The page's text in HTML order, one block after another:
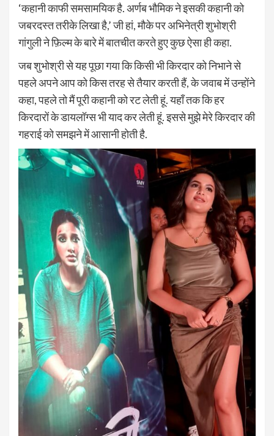
‘कहानी काफी समसामयिक है. अर्णब भौमिक ने इसकी कहानी को
जबरदस्त तरीके लिखा है,’ जी हां, मौके पर अभिनेत्री शुभोश्री
गांगुली ने फ़िल्म के बारे में बातचीत करते हुए कुछ ऐसा ही कहा.
जब शुभोश्री से यह पूछा गया कि किसी भी किरदार को निभाने से
पहले अपने आप को किस तरह से तैयार करती हैं, के जवाब में उन्होंने
कहा, पहले तो मैं पूरी कहानी को रट लेती हूं. यहाँ तक कि हर
किरदारों के डायलॉग्स भी याद कर लेती हूं. इससे मुझे मेरे किरदार की
गहराई को समझने में आसानी होती है.